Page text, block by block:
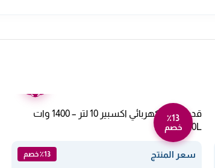
٪13
خصم
قدر ضغط كهربائي اكسبير 10 لتر – 1400 وات
XPC-14-10L
سعر المنتج ٪13 خصم